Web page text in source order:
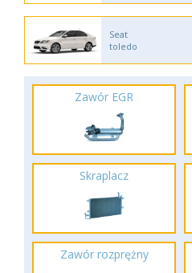
Seat
toledo
Zawór EGR
Skraplacz
Zawór rozprężny